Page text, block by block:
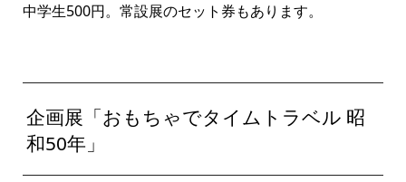
中学生500円。常設展のセット券もあります。
企画展「おもちゃでタイムトラベル 昭
和50年」